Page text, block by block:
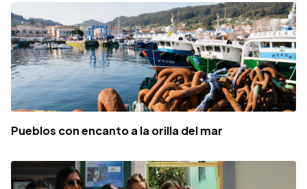
Pueblos con encanto a la orilla del mar